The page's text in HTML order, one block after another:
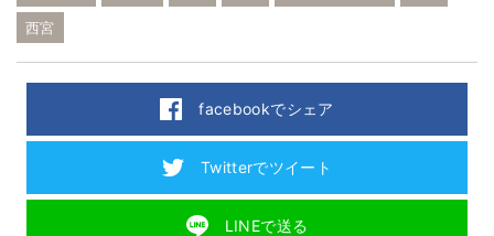
西宮
facebookでシェア
Twitterでツイート
LINEで送る